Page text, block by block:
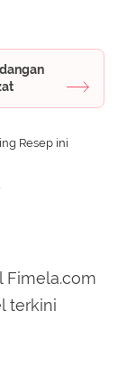
Resep ini
Fimela.com
terkini